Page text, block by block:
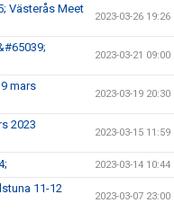
Västerås Meet
2023-03-26 19:26
2023-03-21 09:00
mars
2023-03-19 20:30
2023
2023-03-15 11:59
2023-03-14 10:44
11-12
2023-03-07 23:00